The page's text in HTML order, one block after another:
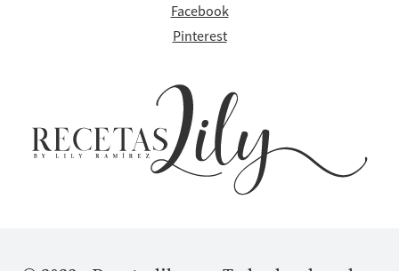
Facebook
Pinterest